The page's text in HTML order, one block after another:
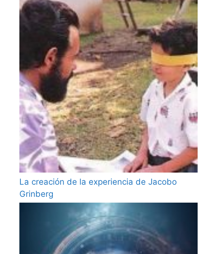
La creación de la experiencia de Jacobo
Grinberg